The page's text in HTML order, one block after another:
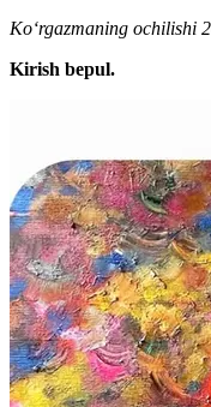
Koʻrgazmaning ochilishi
Kirish bepul.